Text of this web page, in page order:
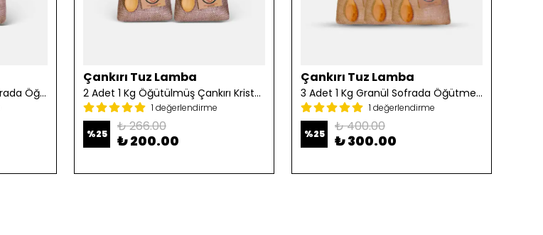
2 Adet 1 Kg Çakıl Granül Sofrada Öğütme Tuzu
Çankırı Tuz Lamba
2 Adet 1 Kg Öğütülmüş Çankırı Kristal Kaya Tuzu
1 değerlendirme
%25 ₺ 266.00
₺ 200.00
Çankırı Tuz Lamba
3 Adet 1 Kg Granül Sofrada Öğütme Tuzu
1 değerlendirme
%25 ₺ 400.00
₺ 300.00